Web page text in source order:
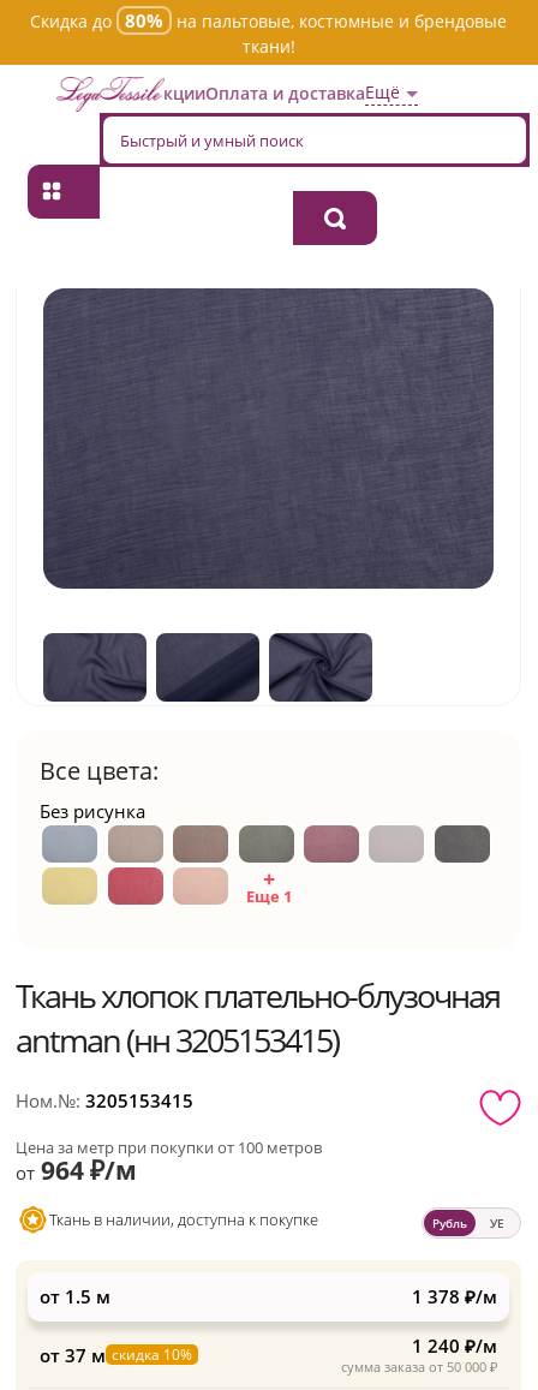
Скидка до 80%
на пальтовые, костюмные и брендовые
ткани!
АкцииОплата и доставкаЕщё
Главная
Ткань хлопок плательно-
Все цвета:
Без рисунка
Еще 1
Ткань хлопок плательно-блузочная
antman (нн 3205153415)
Ном.№:3205153415
Цена за метр при покупки от 100 метров
от 964 ₽/м
Ткань в наличии, доступна к покупке Рубль УЕ
от 1.5 м 1 378 ₽/м
от 37 м скидка 10%
сумма заказа от 50 000 ₽
1 240 ₽/м